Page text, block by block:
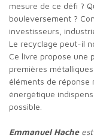
mesure de ce défi ?
bouleversement ?
investisseurs,
Le recyclage peut-il
Ce livre propose une plongée dans le monde des matières
premières
éléments de réponse
énergétique
possible.
Emmanuel Hacheest